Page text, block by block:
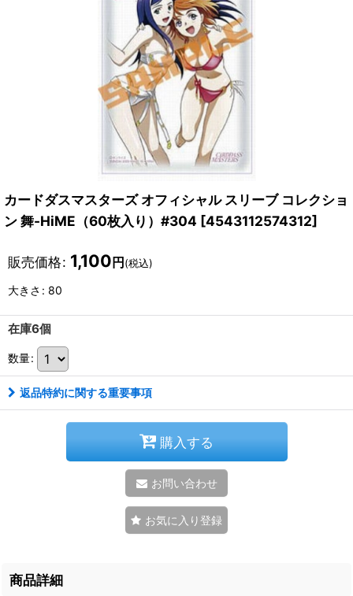
カードダスマスターズ オフィシャル スリーブ コレクショ
ン 舞-HiME（60枚入り）#304 [4543112574312]
販売価格: 1,100 円 (税込)
大きさ : 80
在庫6個
数量:
返品特約に関する重要事項
購入する
お問い合わせ
お気に入り登録
商品詳細